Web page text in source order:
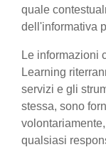
quale
dell'informativa
Le informazioni
Learning
servizi e gli
stessa, sono
qualsiasi